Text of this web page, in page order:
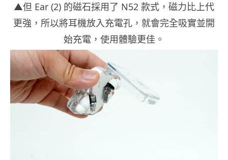
▲但 Ear (2) 的磁石採用了 N52 款式，磁力比上代
更強，所以將耳機放入充電孔，就會完全吸實並開
始充電，使用體驗更佳。